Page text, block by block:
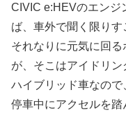
CIVIC e:HEVのエンジ
ば、車外で聞く限りす
それなりに元気に回
が、そこはアイドリ
ハイブリッド車なので
停車中にアクセルを